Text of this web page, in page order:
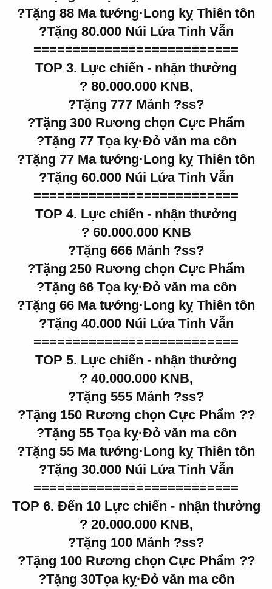
?Tặng 88 Ma tướng·Long kỵ Thiên tôn
?Tặng 80.000 Núi Lửa Tinh Vẫn
==========================
TOP 3. Lực chiến - nhận thưởng
? 80.000.000 KNB,
?Tặng 777 Mảnh ?ss?
?Tặng 300 Rương chọn Cực Phẩm
?Tặng 77 Tọa kỵ·Đỏ văn ma côn
?Tặng 77 Ma tướng·Long kỵ Thiên tôn
?Tặng 60.000 Núi Lửa Tinh Vẫn
==========================
TOP 4. Lực chiến - nhận thưởng
? 60.000.000 KNB
?Tặng 666 Mảnh ?ss?
?Tặng 250 Rương chọn Cực Phẩm
?Tặng 66 Tọa kỵ·Đỏ văn ma côn
?Tặng 66 Ma tướng·Long kỵ Thiên tôn
?Tặng 40.000 Núi Lửa Tinh Vẫn
==========================
TOP 5. Lực chiến - nhận thưởng
? 40.000.000 KNB,
?Tặng 555 Mảnh ?ss?
?Tặng 150 Rương chọn Cực Phẩm ??
?Tặng 55 Tọa kỵ·Đỏ văn ma côn
?Tặng 55 Ma tướng·Long kỵ Thiên tôn
?Tặng 30.000 Núi Lửa Tinh Vẫn
==========================
TOP 6. Đến 10 Lực chiến - nhận thưởng
? 20.000.000 KNB,
?Tặng 100 Mảnh ?ss?
?Tặng 100 Rương chọn Cực Phẩm ??
?Tặng 30Tọa kỵ·Đỏ văn ma côn